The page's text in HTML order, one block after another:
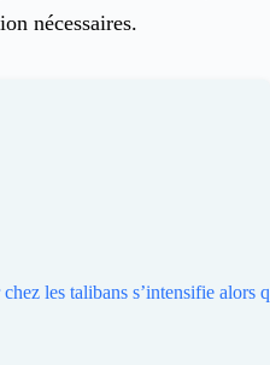
nécessaires.